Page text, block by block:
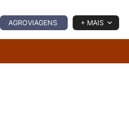
AGROVIAGENS + MAIS